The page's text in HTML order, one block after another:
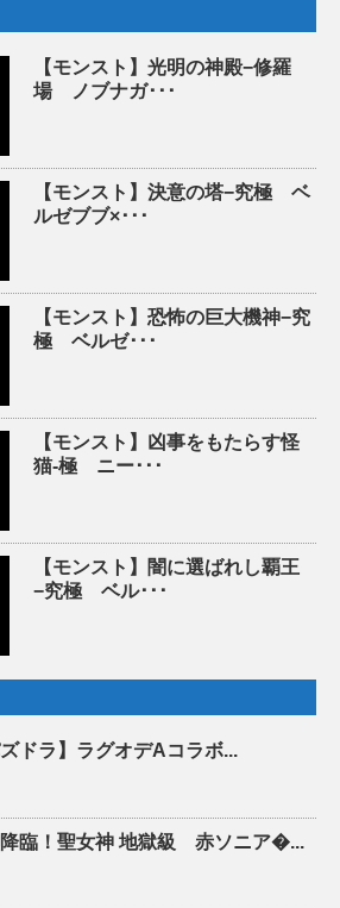
【モンスト】光明の神殿−修羅
場 ノブナガ･･･
【モンスト】決意の塔−究極 ベ
ルゼブブ×･･･
【モンスト】恐怖の巨大機神−究
極 ベルゼ･･･
【モンスト】凶事をもたらす怪
猫-極 ニー･･･
【モンスト】闇に選ばれし覇王
−究極 ベル･･･
ズドラ】ラグオデAコラボ...
臨！聖女神 地獄級 赤ソニア�...